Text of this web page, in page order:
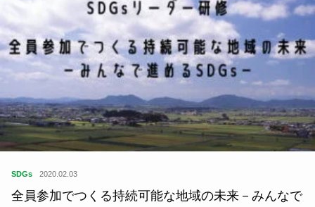
SDGs 2020.02.03
全員参加でつくる持続可能な地域の未来－みんなで